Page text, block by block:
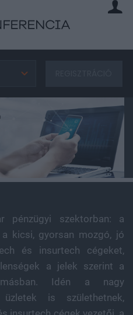
szektorban: a
kicsi, gyorsan mozgó, jó
és insurtech cégeket,
a jelek szerint a
Idén a nagy
is születhetnek,
insurtech cégek vezetői, a